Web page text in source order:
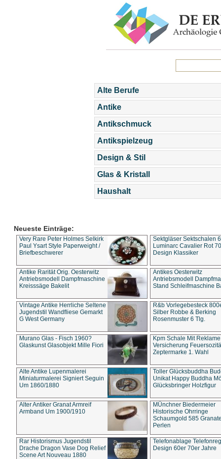
Alte Berufe
Antike
Antikschmuck
Antikspielzeug
Design & Stil
Glas & Kristall
Haushalt
Neueste Einträge:
Very Rare Peter Holmes Selkirk
Paul Ysart Style Paperweight /
Briefbeschwerer
Sektgläser Sektschalen
Luminarc Cavalier Rot
Design Klassiker
Antike Rarität Orig. Oesterwitz
Antriebsmodell Dampfmaschine
Kreisssäge Bakelit
Antikes Oesterwitz
Antriebsmodell
Stand Schleifmaschine
Vintage Antike Herrliche Seltene
Jugendstil Wandfliese Gemarkt
G West Germany
R&b Vorlegebesteck
Silber Robbe & Berking
Rosenmuster 6 Tlg.
Murano Glas - Fisch 1960?
Glaskunst Glasobjekt Mille Fiori
Kpm Schale Mit Reklame
Versicherung
Zeptermarke 1. Wahl
Alte Antike Lupenmalerei
Miniaturmalerei Signiert Seguin
Um 1860/1880
Toller Glücksbuddha
Unikat Happy Buddha
Glücksbringer Holzfigur
Alter Antiker Granat Armreif
Armband Um 1900/1910
MÜnchner Biedermeier
Historische Ohrringe
Schaumgold 585
Perlen
Rar Historismus Jugendstil
Drache Dragon Vase Dog Relief
Scene Art Nouveau 1880
Telefonablage
Design 60er 70er Jahre